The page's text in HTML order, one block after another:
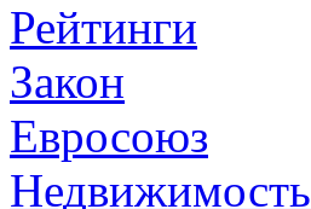
Рейтинги
Закон
Евросоюз
Недвижимость